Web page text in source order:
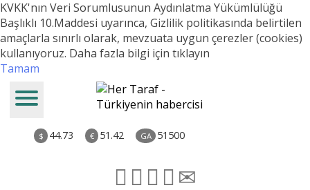
KVKK'nın Veri Sorumlusunun Aydınlatma Yükümlülüğü
Başlıklı 10.Maddesi uyarınca, Gizlilik politikasında belirtilen
amaçlarla sınırlı olarak, mevzuata uygun çerezler (cookies)
kullanıyoruz. Daha fazla bilgi için tıklayın
Tamam
$ 44.73 € 51.42 GA 51500